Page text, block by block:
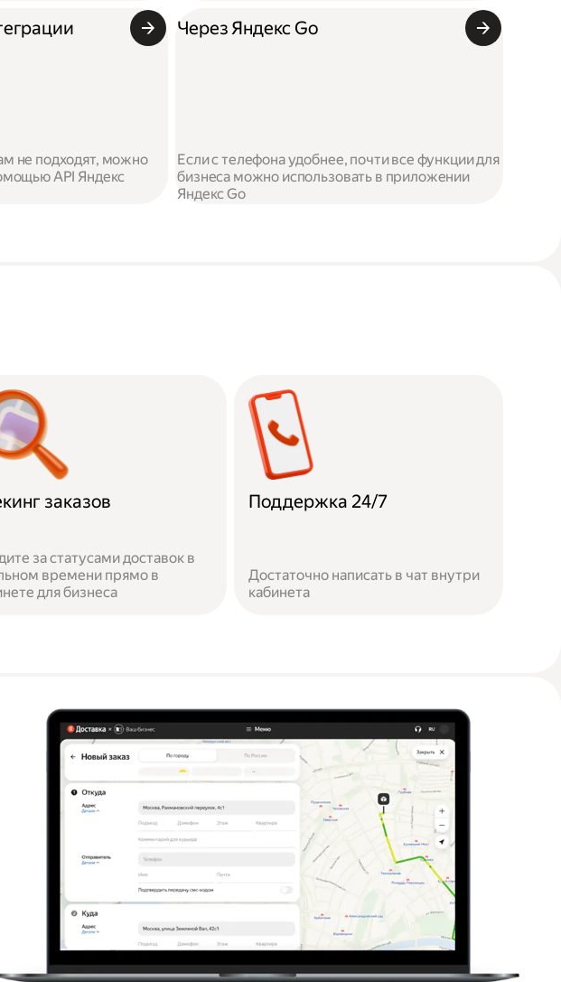
не подходят, можно
API Яндекс
Через Яндекс Go
Если с телефона удобнее, почти все функции для
бизнеса можно использовать в приложении
Яндекс Go
заказов
за статусами доставок в
времени прямо в
для бизнеса
Поддержка 24/7
Достаточно написать в чат внутри
кабинета